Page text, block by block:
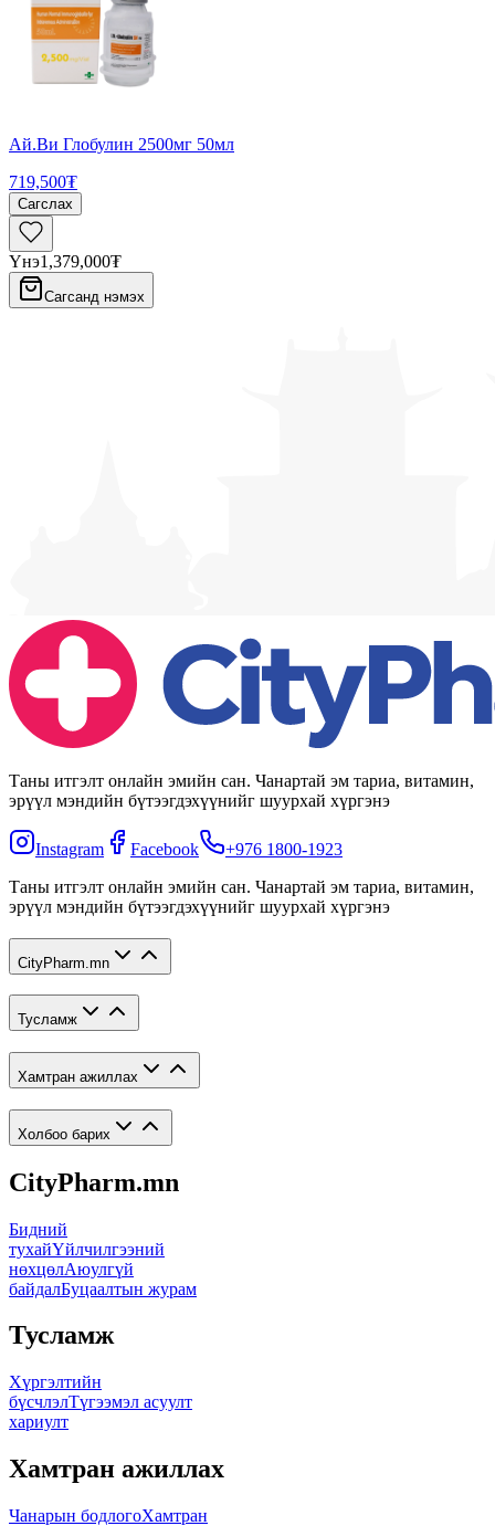
Ай.Ви Глобулин 2500мг 50мл
719,500₮
Сагслах
Үнэ1,379,000₮
Сагсанд нэмэх
Таны итгэлт онлайн эмийн сан. Чанартай эм тариа, витамин,
эрүүл мэндийн бүтээгдэхүүнийг шуурхай хүргэнэ
Instagram Facebook
+976 1800-1923
Таны итгэлт онлайн эмийн сан. Чанартай эм тариа, витамин,
эрүүл мэндийн бүтээгдэхүүнийг шуурхай хүргэнэ
CityPharm.mn
Тусламж
Хамтран ажиллах
Холбоо барих
CityPharm.mn
Бидний
тухайҮйлчилгээний
нөхцөлАюулгүй
байдалБуцаалтын журам
Тусламж
Хүргэлтийн
бүсчлэлТүгээмэл асуулт
хариулт
Хамтран ажиллах
Чанарын бодлогоХамтран